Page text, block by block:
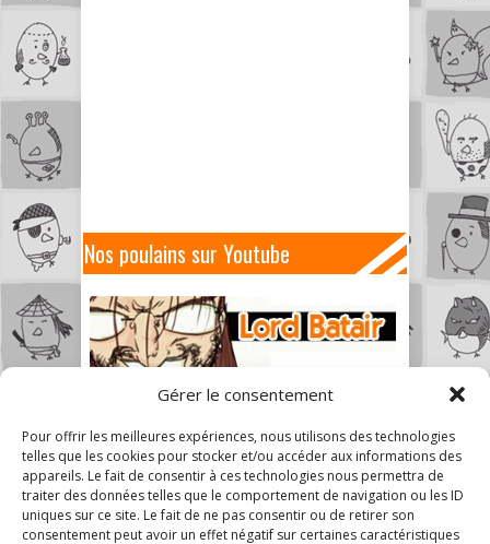
Gérer le consentement
Pour offrir les meilleures expériences, nous utilisons des technologies
telles que les cookies pour stocker et/ou accéder aux informations des
appareils. Le fait de consentir à ces technologies nous permettra de
traiter des données telles que le comportement de navigation ou les ID
uniques sur ce site. Le fait de ne pas consentir ou de retirer son
consentement peut avoir un effet négatif sur certaines caractéristiques
Nos poulains sur Youtube